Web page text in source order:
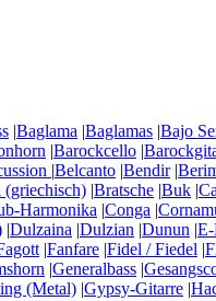
|Baglama |Baglamas |Bajo
|Barockcello |
|Belcanto |Bendir|
|Bratsche |Buk |
Harmonika |Conga |
|Dulzaina |Dulzian |Dunun |E-
|Fanfare |Fidel / Fiedel |
|Generalbass |
(Metal) |Gypsy-Gitarre |